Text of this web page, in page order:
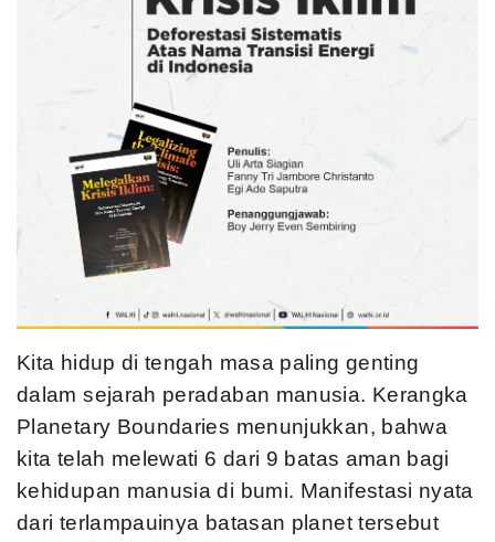
Kita hidup di tengah masa paling genting
dalam sejarah peradaban manusia. Kerangka
Planetary Boundaries menunjukkan, bahwa
kita telah melewati 6 dari 9 batas aman bagi
kehidupan manusia di bumi. Manifestasi nyata
dari terlampauinya batasan planet tersebut